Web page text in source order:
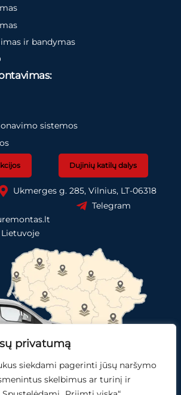
privatumą
siekdami pagerinti jūsų naršymo
skelbimus ar turinį ir
ir bandymas
sistemos
Dujinių katilų dalys
Ukmerges g. 285, Vilnius, LT-06318
Telegram
Gauti pasiūlymą